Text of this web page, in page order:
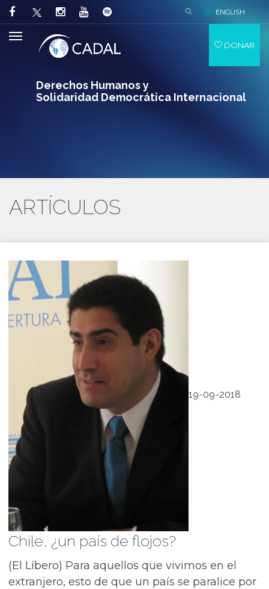
Derechos Humanos y
Solidaridad Democrática Internacional
ENGLISH
DONAR
ARTÍCULOS
19-09-2018
Chile, ¿un país de flojos?
(El Líbero) Para aquellos que vivimos en el
extranjero, esto de que un país se paralice por